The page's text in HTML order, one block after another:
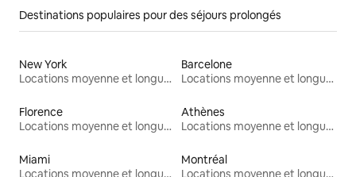
Destinations populaires pour des séjours prolongés
New York
Locations moyenne et longue durée
Barcelone
Locations moyenne et longue durée
Florence
Locations moyenne et longue durée
Athènes
Locations moyenne et longue durée
Miami
Locations moyenne et longue durée
Montréal
Locations moyenne et longue durée